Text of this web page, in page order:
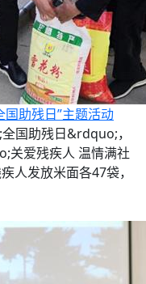
助残日”主题活动
国助残日&rdquo;，
关爱残疾人 温情满社
人发放米面各47袋，